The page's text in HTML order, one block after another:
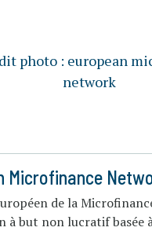
Microfinance
de la
à but non lucratif basée